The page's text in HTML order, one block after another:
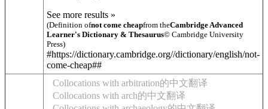
See more results »
(Definition ofnot come cheapfrom theCambridge Advanced
Learner's Dictionary & Thesaurus© Cambridge University
Press)
#https://dictionary.cambridge.org//dictionary/english/not-
come-cheap##
Collocations with arbitration的中文翻译
Collocations with arch的中文翻译